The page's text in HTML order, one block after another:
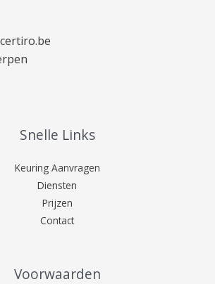
Snelle Links
Keuring Aanvragen
Diensten
Prijzen
Contact
Voorwaarden